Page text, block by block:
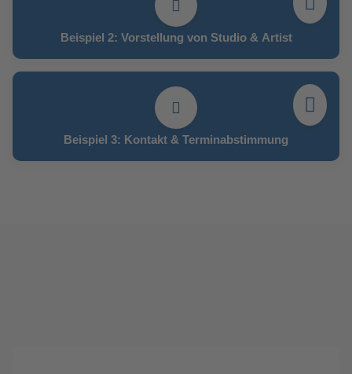
Beispiel 2: Vorstellung von Studio & Artist
Beispiel 3: Kontakt & Terminabstimmung